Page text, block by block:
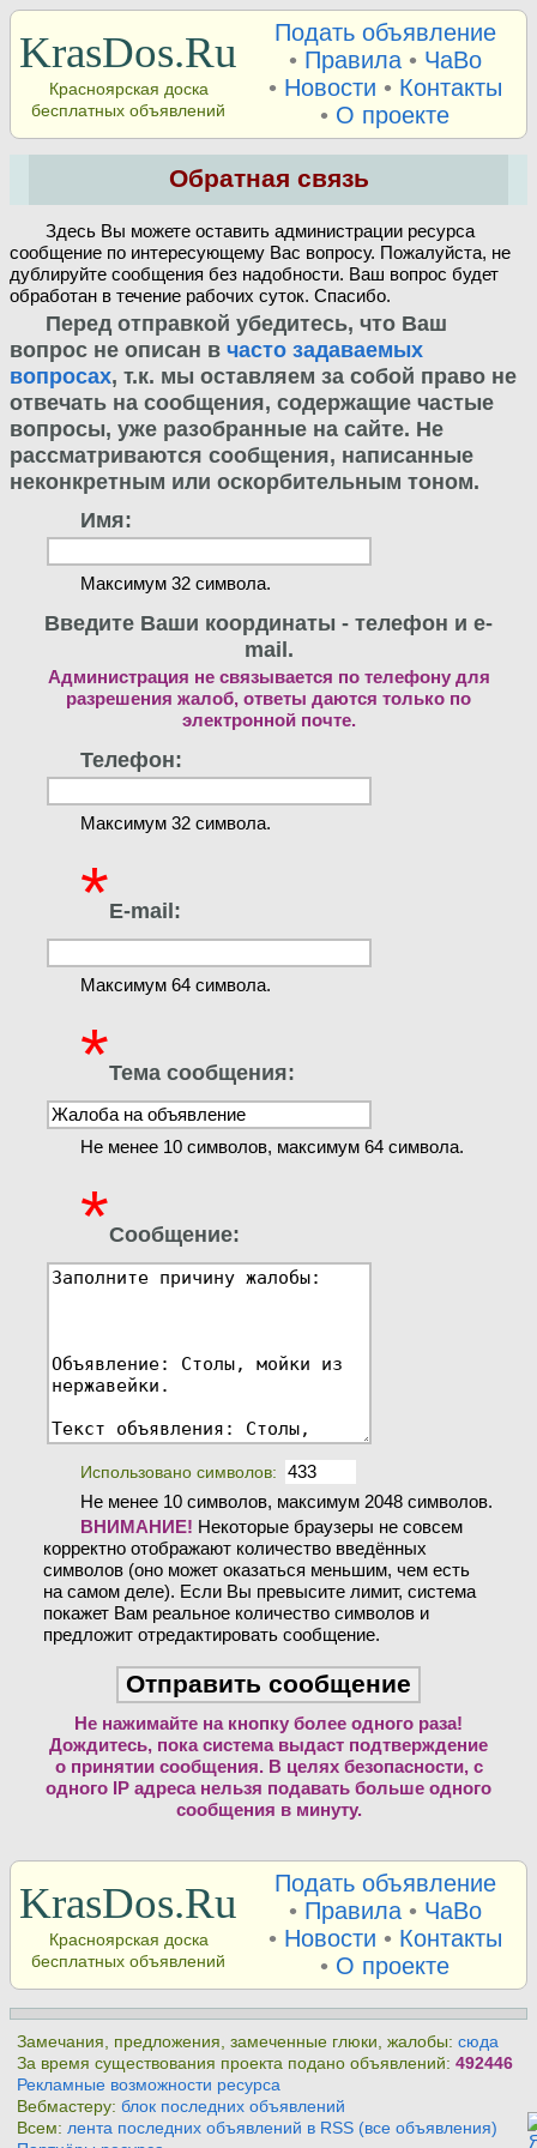
KrasDos.Ru
Красноярская доска
бесплатных объявлений
Подать объявление
• Правила• ЧаВо
• Новости • Контакты
• О проекте
Обратная связь
Здесь Вы можете оставить администрации ресурса
сообщение по интересующему Вас вопросу. Пожалуйста, не
дублируйте сообщения без надобности. Ваш вопрос будет
обработан в течение рабочих суток. Спасибо.
Перед отправкой убедитесь, что Ваш
вопрос не описан в часто задаваемых
вопросах, т.к. мы оставляем за собой право не
отвечать на сообщения, содержащие частые
вопросы, уже разобранные на сайте. Не
рассматриваются сообщения, написанные
неконкретным или оскорбительным тоном.
Имя:
Максимум 32 символа.
Введите Ваши координаты - телефон и e-
mail.
Администрация не связывается по телефону для
разрешения жалоб, ответы даются только по
электронной почте.
Телефон:
Максимум 32 символа.
*E-mail:
Максимум 64 символа.
*Тема сообщения:
Не менее 10 символов, максимум 64 символа.
*Сообщение:
Использовано символов:
Не менее 10 символов, максимум 2048 символов.
ВНИМАНИЕ! Некоторые браузеры не совсем
корректно отображают количество введённых
символов (оно может оказаться меньшим, чем есть
на самом деле). Если Вы превысите лимит, система
покажет Вам реальное количество символов и
предложит отредактировать сообщение.
Не нажимайте на кнопку более одного раза!
Дождитесь, пока система выдаст подтверждение
о принятии сообщения. В целях безопасности, с
одного IP адреса нельзя подавать больше одного
сообщения в минуту.
KrasDos.Ru
Красноярская доска
бесплатных объявлений
Подать объявление
• Правила• ЧаВо
• Новости • Контакты
• О проекте
Замечания, предложения, замеченные глюки, жалобы:сюда
За время существования проекта подано объявлений:492446
Рекламные возможности ресурса
Вебмастеру:блок последних объявлений
Всем:лента последних объявлений в RSS (все объявления)